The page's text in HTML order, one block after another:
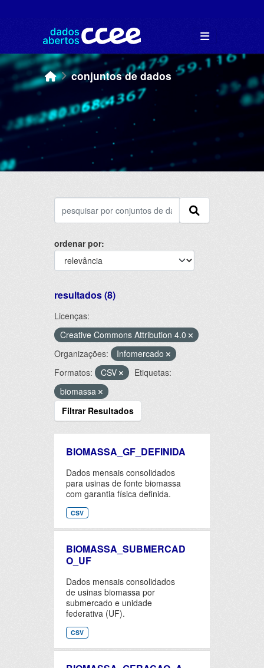
conjuntos de dados
ordenar por
resultados (8)
Licenças:
Creative Commons Attribution 4.0
Organizações:
Infomercado
Formatos:
CSV
Etiquetas:
biomassa
Filtrar Resultados
BIOMASSA_GF_DEFINIDA
Dados mensais consolidados
para usinas de fonte biomassa
com garantia física definida.
CSV
BIOMASSA_SUBMERCAD
O_UF
Dados mensais consolidados
de usinas biomassa por
submercado e unidade
federativa (UF).
CSV